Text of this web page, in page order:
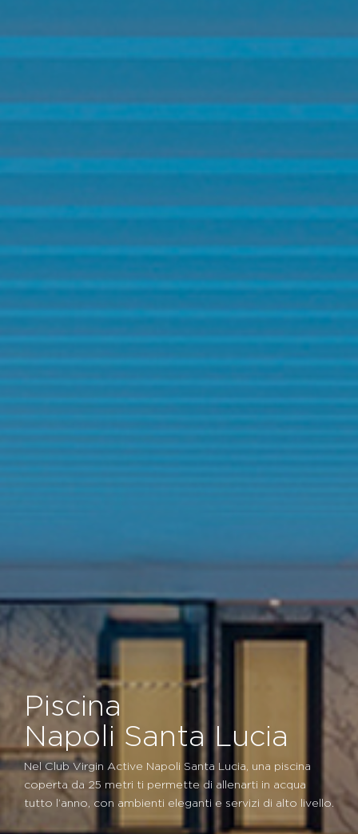
Piscina
Napoli Santa Lucia
Nel Club Virgin Active Napoli Santa Lucia, una piscina
coperta da 25 metri ti permette di allenarti in acqua
tutto l’anno, con ambienti eleganti e servizi di alto livello.